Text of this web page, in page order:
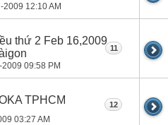
2009 12:10 AM
thứ 2 Feb 16,2009
2009 09:58 PM
11
TPHCM
03:27 AM
12